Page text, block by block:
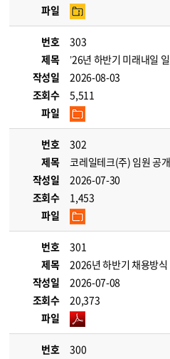
파일
번호
303
제목
’26년 하반기 미래내일
작성일
2026-08-03
조회수
5,511
파일
번호
302
제목
코레일테크(주) 임원 공
작성일
2026-07-30
조회수
1,453
파일
번호
301
제목
2026년 하반기 채용방
작성일
2026-07-08
조회수
20,373
파일
번호
300